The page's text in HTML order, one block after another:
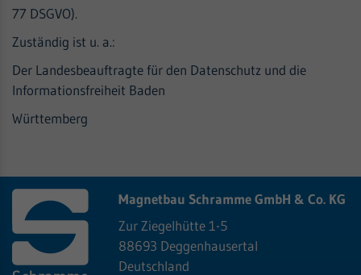
77 DSGVO).
Zuständig ist u. a.:
Der Landesbeauftragte für den Datenschutz und die
Informationsfreiheit Baden
Württemberg
Magnetbau Schramme GmbH & Co. KG
Zur Ziegelhütte 1-5
88693 Deggenhausertal
Deutschland